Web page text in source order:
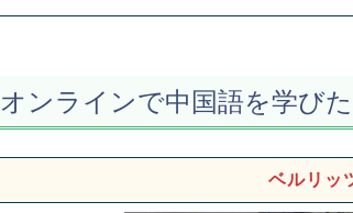
オンラインで中国語を学びた
ベルリッ